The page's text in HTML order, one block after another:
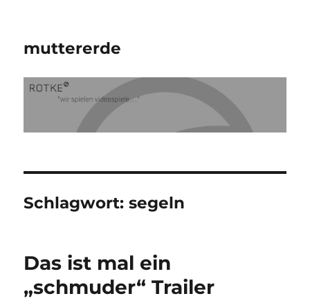
muttererde
Schlagwort:segeln
Das ist mal ein
„schmuder“ Trailer